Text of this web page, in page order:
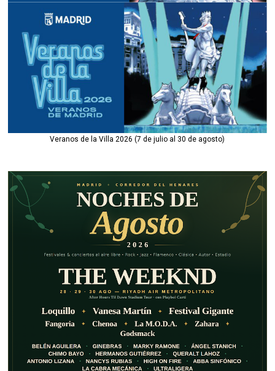
Veranos de la Villa 2026 (7 de julio al 30 de agosto)